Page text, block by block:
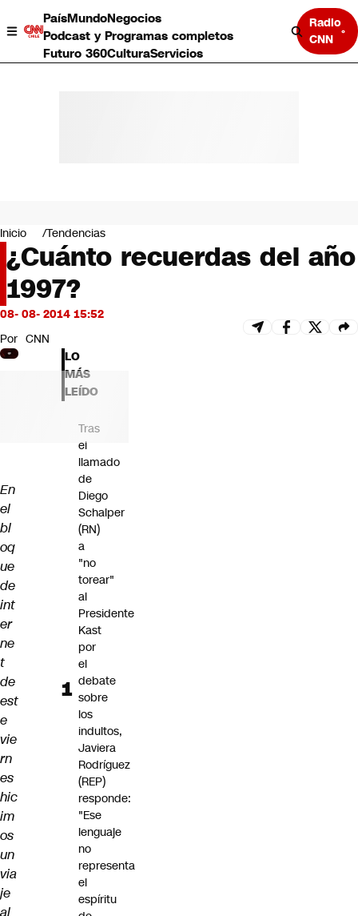
PaísMundoNegocios
Podcast y Programas completos
Futuro 360CulturaServicios
Radio
CNN
Negocios
Deportes
Programas completos
Cultura
Servicios
Bits
CNN Data
CNN tiempo
Futuro 360
Inicio Tendencias
¿Cuánto recuerdas del año
1997?
08- 08- 2014 15:52
Por CNN
En
el
bl
oq
ue
de
int
er
ne
t
de
est
e
vie
rn
es
hic
im
os
un
via
je
al
LO
MÁS
LEÍDO
Tras
el
llamado
de
Diego
Schalper
(RN)
a
"no
torear"
al
Presidente
Kast
por
el
debate
sobre
los
indultos,
Javiera
Rodríguez
(REP)
responde:
"Ese
lenguaje
no
representa
el
espíritu